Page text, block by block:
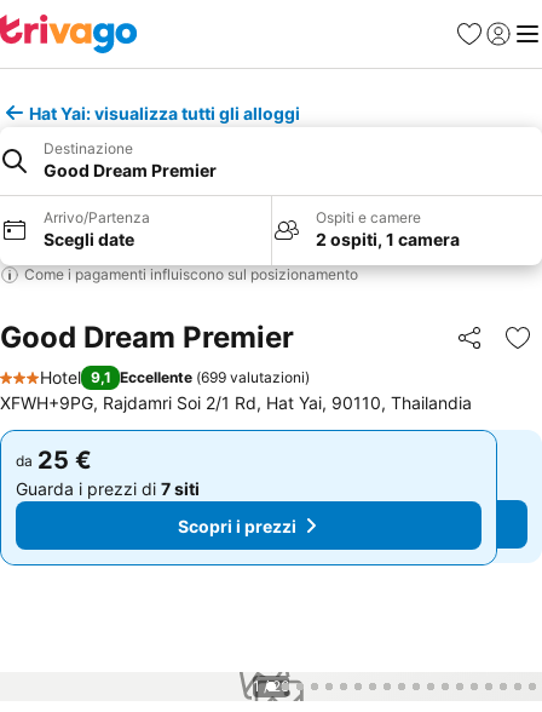
PreferitiAccedi
Hat Yai: visualizza tutti gli alloggi
Destinazione
Good Dream Premier
Arrivo/Partenza
Scegli date
Ospiti e camere
2 ospiti, 1 camera
Come i pagamenti influiscono sul posizionamento
Good Dream Premier Condividi
3 Stelle
Hotel 9,1 Eccellente (699 valutazioni)
XFWH+9PG, Rajdamri Soi 2/1 Rd, Hat Yai, 90110, Thailandia
da 25 €
Guarda i prezzi di 7 siti
Scopri i prezzi
da 25 €
Guarda i prezzi di 7 siti
Scopri i prezzi
1 / 26